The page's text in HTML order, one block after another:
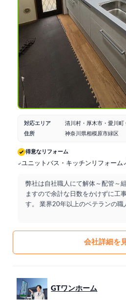
対応エリア
清川村・厚木市・愛川町
住所
神奈川県相模原市緑区
得意なリフォーム
ユニットバス・キッチンリフォーム
弊社は自社職人にて解体～配管～
ますので余計な日数をかけずに工
す。 業界20年以上のベテランの職
会社詳細を
GTワンホーム